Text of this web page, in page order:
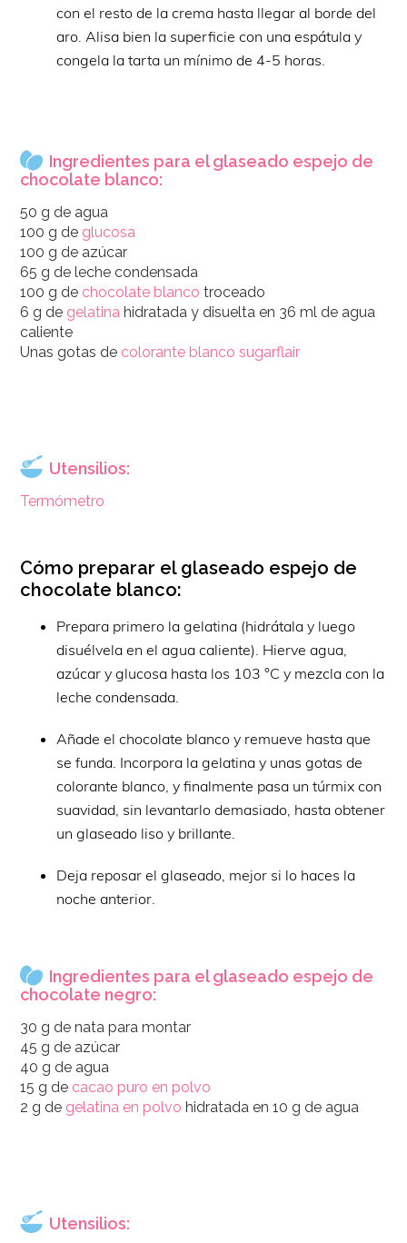
con el resto de la crema hasta llegar al borde del
aro. Alisa bien la superficie con una espátula y
congela la tarta un mínimo de 4-5 horas.
Ingredientes para el glaseado espejo de
chocolate blanco:
50 g de agua
100 g de glucosa
100 g de azúcar
65 g de leche condensada
100 g de chocolate blanco troceado
6 g de gelatina hidratada y disuelta en 36 ml de agua
caliente
Unas gotas de colorante blanco sugarflair
Utensilios:
Termómetro
Cómo preparar el glaseado espejo de
chocolate blanco:
Prepara primero la gelatina (hidrátala y luego
disuélvela en el agua caliente). Hierve agua,
azúcar y glucosa hasta los 103 °C y mezcla con la
leche condensada.
Añade el chocolate blanco y remueve hasta que
se funda. Incorpora la gelatina y unas gotas de
colorante blanco, y finalmente pasa un túrmix con
suavidad, sin levantarlo demasiado, hasta obtener
un glaseado liso y brillante.
Deja reposar el glaseado, mejor si lo haces la
noche anterior.
Ingredientes para el glaseado espejo de
chocolate negro:
30 g de nata para montar
45 g de azúcar
40 g de agua
15 g de cacao puro en polvo
2 g de gelatina en polvo hidratada en 10 g de agua
Utensilios: